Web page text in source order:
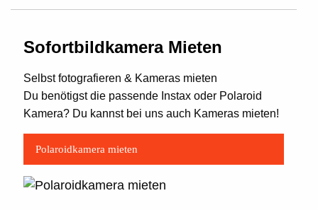
Sofortbildkamera Mieten
Selbst fotografieren & Kameras mieten
Du benötigst die passende Instax oder Polaroid
Kamera? Du kannst bei uns auch Kameras mieten!
Polaroidkamera mieten